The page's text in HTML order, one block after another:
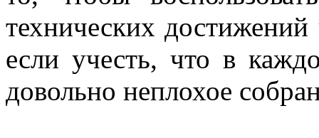
технических
если учесть, что в
довольно неплохое